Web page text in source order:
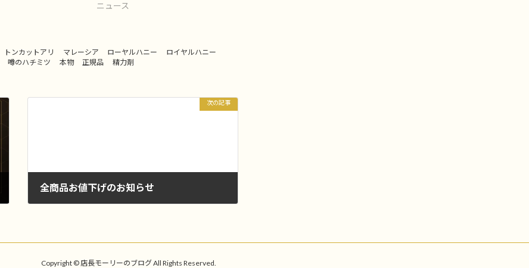
ニュース
トンカットアリ マレーシア ローヤルハニー
ロイヤルハニー
噂のハチミツ 本物 正規品 精力剤
次の記事
全商品お値下げのお知らせ
Copyright © 店長モーリーのブログ All Rights Reserved.